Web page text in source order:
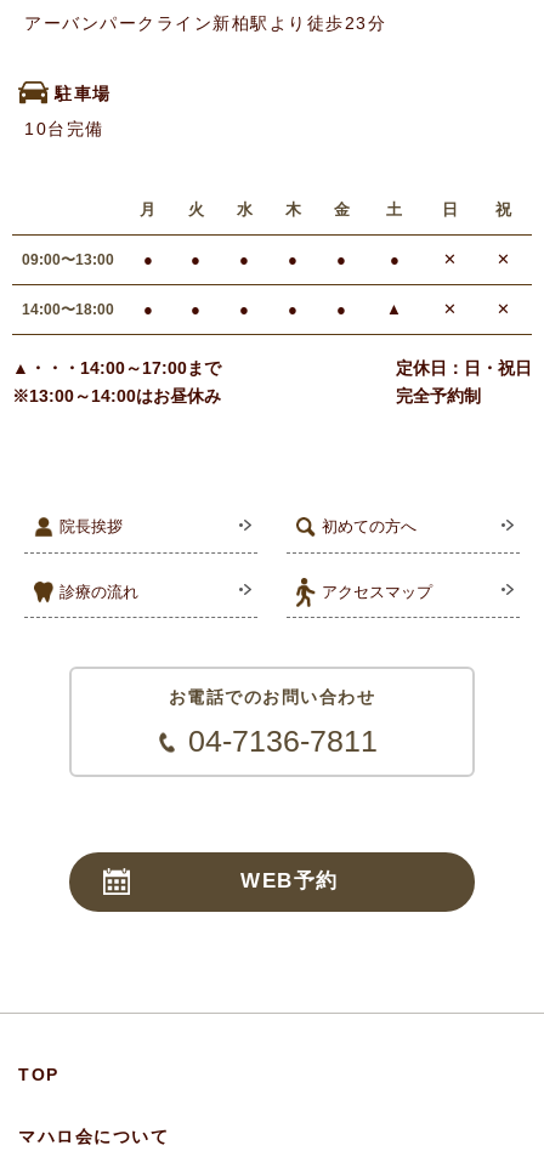
院長挨拶 初めての方へ
診療の流れ アクセスマップ
アーバンパークライン新柏駅より徒歩23分
駐車場
10台完備
月 火 水 木 金 土 日 祝
09:00〜13:00 ● ● ● ● ● ● ✕ ✕
14:00〜18:00 ● ● ● ● ● ▲ ✕ ✕
▲・・・14:00～17:00まで
※13:00～14:00はお昼休み
定休日：日・祝日
完全予約制
お電話でのお問い合わせ
04-7136-7811
WEB予約
TOP
マハロ会について